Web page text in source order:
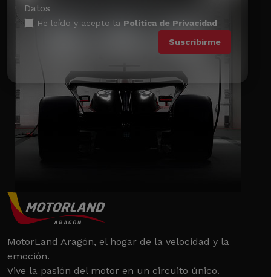
Datos
He leído y acepto la Política de Privacidad
MotorLand Aragón, el hogar de la velocidad y la
emoción.
Vive la pasión del motor en un circuito único.